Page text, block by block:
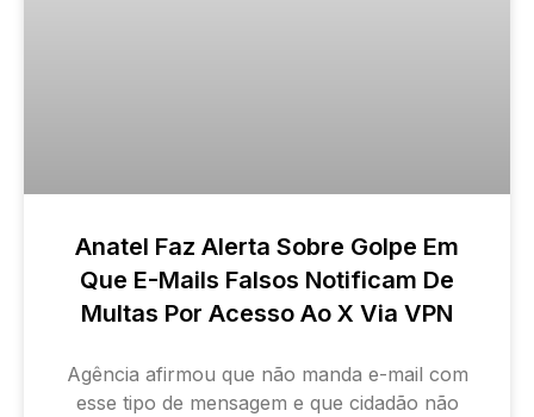
Anatel Faz Alerta Sobre Golpe Em
Que E-Mails Falsos Notificam De
Multas Por Acesso Ao X Via VPN
Agência afirmou que não manda e-mail com
esse tipo de mensagem e que cidadão não